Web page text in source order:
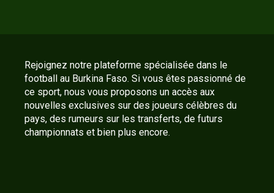
Rejoignez notre plateforme spécialisée dans le
football au Burkina Faso. Si vous êtes passionné de
ce sport, nous vous proposons un accès aux
nouvelles exclusives sur des joueurs célèbres du
pays, des rumeurs sur les transferts, de futurs
championnats et bien plus encore.